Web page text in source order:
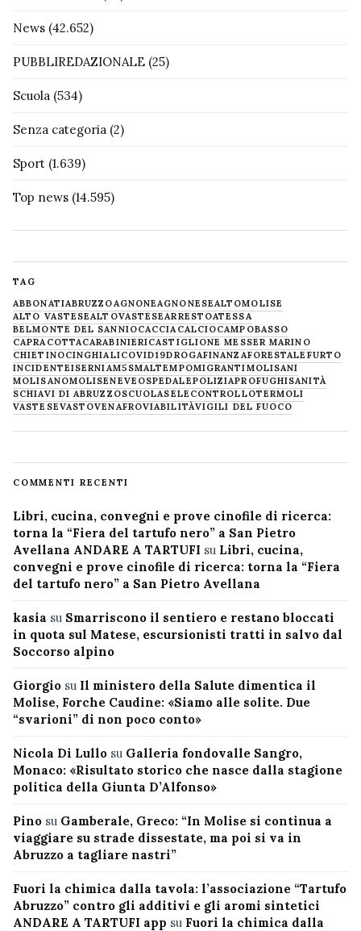
News (42.652)
PUBBLIREDAZIONALE (25)
Scuola (534)
Senza categoria (2)
Sport (1.639)
Top news (14.595)
TAG
ABBONATIABRUZZOAGNONEAGNONESEALTOMOLISE
ALTO VASTESEALTOVASTESEARRESTOATESSA
BELMONTE DEL SANNIOCACCIACALCIOCAMPOBASSO
CAPRACOTTACARABINIERICASTIGLIONE MESSER MARINO
CHIETINOCINGHIALICOVID19DROGAFINANZAFORESTALE FURTO
INCIDENTEISERNIAM5SMALTEMPOMIGRANTIMOLISANI
MOLISANOMOLISENEVE OSPEDALEPOLIZIAPROFUGHISANITÀ
SCHIAVI DI ABRUZZOSCUOLASELECONTROLLOTERMOLI
VASTESEVASTOVENAFROVIABILITÀVIGILI DEL FUOCO
COMMENTI RECENTI
Libri, cucina, convegni e prove cinofile di ricerca:
torna la “Fiera del tartufo nero” a San Pietro
Avellana ANDARE A TARTUFI su Libri, cucina,
convegni e prove cinofile di ricerca: torna la “Fiera
del tartufo nero” a San Pietro Avellana
kasia su Smarriscono il sentiero e restano bloccati
in quota sul Matese, escursionisti tratti in salvo dal
Soccorso alpino
Giorgio su Il ministero della Salute dimentica il
Molise, Forche Caudine: «Siamo alle solite. Due
“svarioni” di non poco conto»
Nicola Di Lullo su Galleria fondovalle Sangro,
Monaco: «Risultato storico che nasce dalla stagione
politica della Giunta D’Alfonso»
Pino su Gamberale, Greco: “In Molise si continua a
viaggiare su strade dissestate, ma poi si va in
Abruzzo a tagliare nastri”
Fuori la chimica dalla tavola: l’associazione “Tartufo
Abruzzo” contro gli additivi e gli aromi sintetici
ANDARE A TARTUFI app su Fuori la chimica dalla